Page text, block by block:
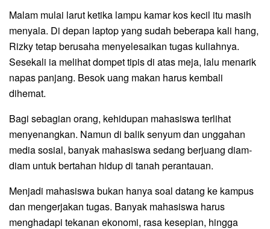
Malam mulai larut ketika lampu kamar kos kecil itu masih
menyala. Di depan laptop yang sudah beberapa kali hang,
Rizky tetap berusaha menyelesaikan tugas kuliahnya.
Sesekali ia melihat dompet tipis di atas meja, lalu menarik
napas panjang. Besok uang makan harus kembali
dihemat.
Bagi sebagian orang, kehidupan mahasiswa terlihat
menyenangkan. Namun di balik senyum dan unggahan
media sosial, banyak mahasiswa sedang berjuang diam-
diam untuk bertahan hidup di tanah perantauan.
Menjadi mahasiswa bukan hanya soal datang ke kampus
dan mengerjakan tugas. Banyak mahasiswa harus
menghadapi tekanan ekonomi, rasa kesepian, hingga